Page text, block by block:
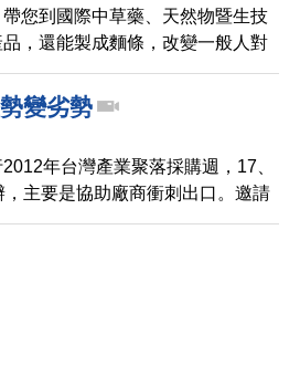
您到國際中草藥、天然物暨生技
，還能製成麵條，改變一般人對
變劣勢
年台灣產業聚落採購週，17、
主要是協助廠商衝刺出口。邀請
產業，不過位在台中工業區的機
性，擔心優勢變劣勢。